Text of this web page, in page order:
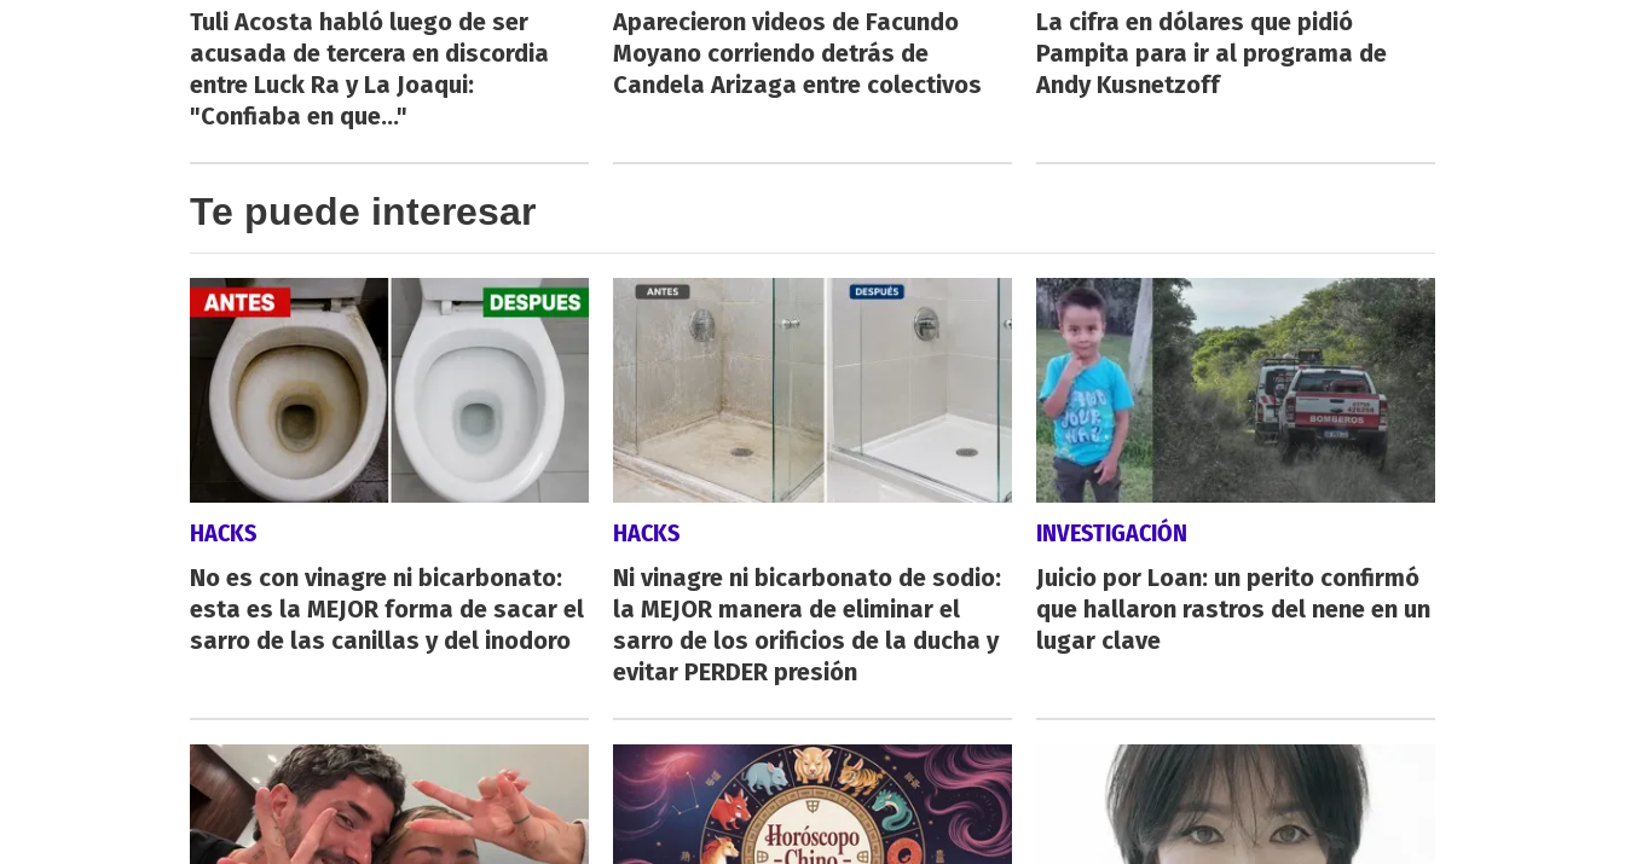
Tuli Acosta habló luego de ser
acusada de tercera en discordia
entre Luck Ra y La Joaqui:
"Confiaba en que..."
Aparecieron videos de Facundo
Moyano corriendo detrás de
Candela Arizaga entre colectivos
La cifra en dólares que pidió
Pampita para ir al programa de
Andy Kusnetzoff
Te puede interesar
HACKS
No es con vinagre ni bicarbonato:
esta es la MEJOR forma de sacar el
sarro de las canillas y del inodoro
HACKS
Ni vinagre ni bicarbonato de sodio:
la MEJOR manera de eliminar el
sarro de los orificios de la ducha y
evitar PERDER presión
INVESTIGACIÓN
Juicio por Loan: un perito confirmó
que hallaron rastros del nene en un
lugar clave